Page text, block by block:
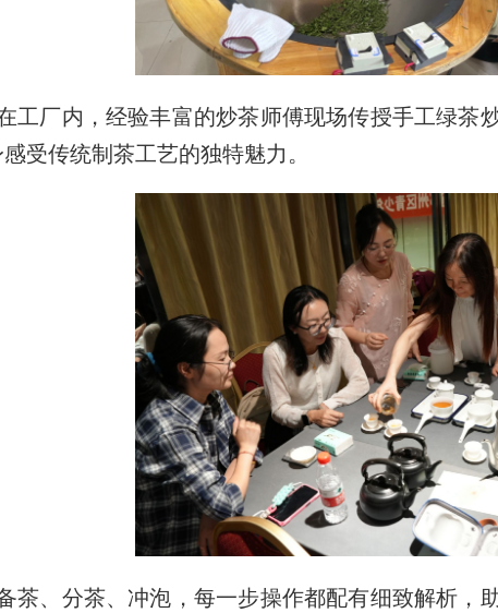
工厂内，经验丰富的炒茶师傅现场传授手工绿茶
受传统制茶工艺的独特魅力。
茶、分茶、冲泡，每一步操作都配有细致解析，